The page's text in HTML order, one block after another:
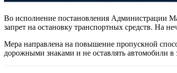
Во исполнение постановления Администрации
запрет на остановку транспортных средств. На
Мера направлена на повышение пропускной
дорожными знаками и не оставлять автомобили